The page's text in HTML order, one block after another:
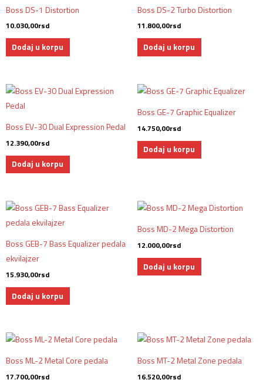
Boss DS-1 Distortion
10.030,00rsd
Dodaj u korpu
Boss DS-2 Turbo Distortion
11.800,00rsd
Dodaj u korpu
Boss EV-30 Dual Expression Pedal
12.390,00rsd
Dodaj u korpu
Boss GE-7 Graphic Equalizer
14.750,00rsd
Dodaj u korpu
Boss GEB-7 Bass Equalizer pedala
ekvilajzer
15.930,00rsd
Dodaj u korpu
Boss MD-2 Mega Distortion
12.000,00rsd
Dodaj u korpu
Boss ML-2 Metal Core pedala
17.700,00rsd
Boss MT-2 Metal Zone pedala
16.520,00rsd